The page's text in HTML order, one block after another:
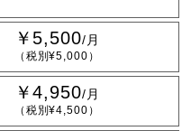
￥5,500/月
（税別¥5,000）
￥4,950/月
（税別¥4,500）